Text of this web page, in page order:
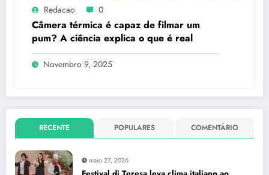
Redacao 0
Câmera térmica é capaz de filmar um
pum? A ciência explica o que é real
Novembro 9, 2025
RECENTE POPULARES COMENTÁRIO
maio 27, 2026